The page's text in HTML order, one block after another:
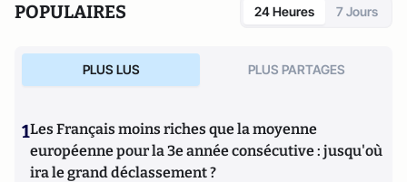
POPULAIRES 24 Heures 7 Jours
PLUS LUS PLUS PARTAGES
1Les Français moins riches que la moyenne
européenne pour la 3e année consécutive : jusqu'où
ira le grand déclassement ?